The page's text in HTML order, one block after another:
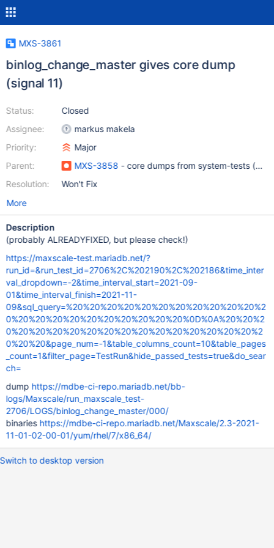
MXS-3861
binlog_change_master gives core dump
(signal 11)
Status:
Assignee:
Priority:
Parent:
Resolution:
Closed
markus makela
Major
MXS-3858 - core dumps from system-tests
Won't Fix
More
Description
(probably ALREADYFIXED, but please check!)
https://maxscale-test.mariadb.net/?
run_id=&run_test_id=2706%2C%202190%2C%202186&time_inter
val_dropdown=-2&time_interval_start=2021-09-
01&time_interval_finish=2021-11-
09&sql_query=%20%20%20%20%20%20%20%20%20%20%20%2
0%20%20%20%20%20%20%20%20%20%20%0D%0A%20%20%2
0%20%20%20%20%20%20%20%20%20%20%20%20%20%20%2
0%20%20&page_num=-1&table_columns_count=10&table_pages
_count=1&filter_page=TestRun&hide_passed_tests=true&do_sear
ch=
dump https://mdbe-ci-repo.mariadb.net/bb-
logs/Maxscale/run_maxscale_test-
2706/LOGS/binlog_change_master/000/
binaries https://mdbe-ci-repo.mariadb.net/Maxscale/2.3-2021-
11-01-02-00-01/yum/rhel/7/x86_64/
Switch to desktop version